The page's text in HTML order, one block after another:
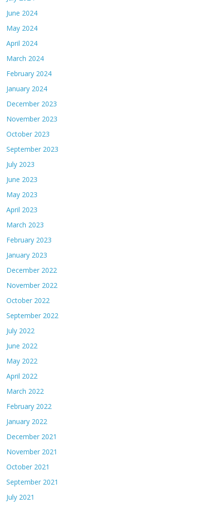
June 2024
May 2024
April 2024
March 2024
February 2024
January 2024
December 2023
November 2023
October 2023
September 2023
July 2023
June 2023
May 2023
April 2023
March 2023
February 2023
January 2023
December 2022
November 2022
October 2022
September 2022
July 2022
June 2022
May 2022
April 2022
March 2022
February 2022
January 2022
December 2021
November 2021
October 2021
September 2021
July 2021